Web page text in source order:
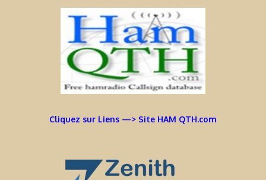
Cliquez sur Liens —> Site HAM QTH.com